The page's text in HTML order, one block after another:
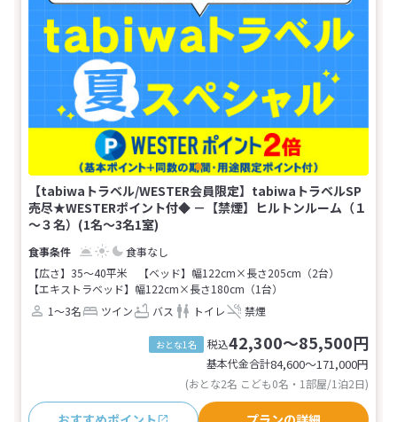
【tabiwaトラベル/WESTER会員限定】tabiwaトラベルSP
売尽★WESTERポイント付◆ －【禁煙】ヒルトンルーム（１
～３名）(1名～3名1室)
食事なし
【広さ】35～40平米
【ベッド】幅122cm×長さ205cm（2台）
【エキストラベッド】幅122cm×長さ180cm（1台）
1～3名
ツイン バス トイレ 禁煙
おとな1名 税込42,300～85,500円
基本代金合計84,600〜171,000円
(おとな2名 こども0名・1部屋/1泊2日)